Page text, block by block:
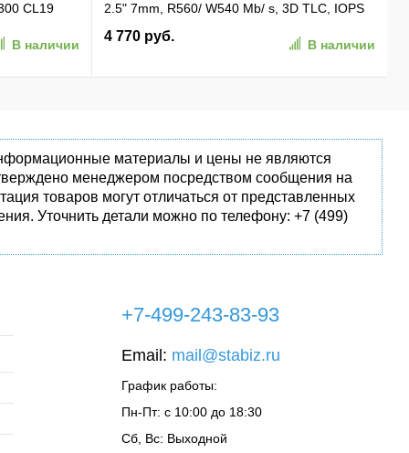
CL19
В наличии
2.5" 7mm, R560/ W540 Mb/ s, 3D TLC, IOPS
81K/ 74K, MTBF 1,5M, 180TBW,
(AP256GAS350-1)
4 770 руб.
В наличии
материалы и цены не являются
менеджером посредством сообщения на
товаров могут отличаться от представленных
Уточнить детали можно по телефону: +7 (499)
+7-499-243-83-93
Email: mail@stabiz.ru
График работы:
Пн-Пт: с 10:00 до 18:30
Сб, Вс: Выходной